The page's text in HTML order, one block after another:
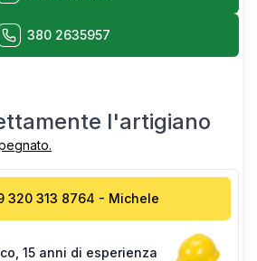
380 2635957
l'artigiano
320 313 8764 - Michele
15 anni di esperienza